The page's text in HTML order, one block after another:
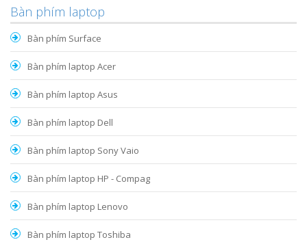
Bàn phím laptop
Bàn phím Surface
Bàn phím laptop Acer
Bàn phím laptop Asus
Bàn phím laptop Dell
Bàn phím laptop Sony Vaio
Bàn phím laptop HP - Compag
Bàn phím laptop Lenovo
Bàn phím laptop Toshiba